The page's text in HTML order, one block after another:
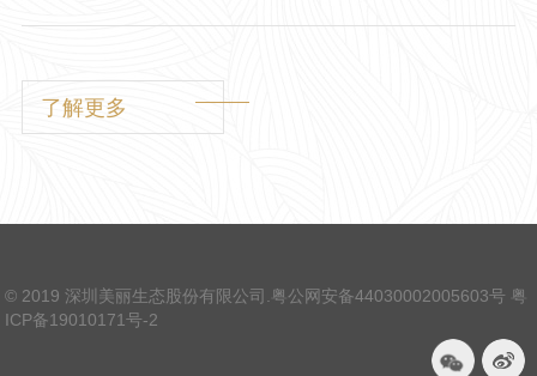
了解更多
© 2019 深圳美丽生态股份有限公司. 粤公网安备44030002005603号 粤
ICP备19010171号-2